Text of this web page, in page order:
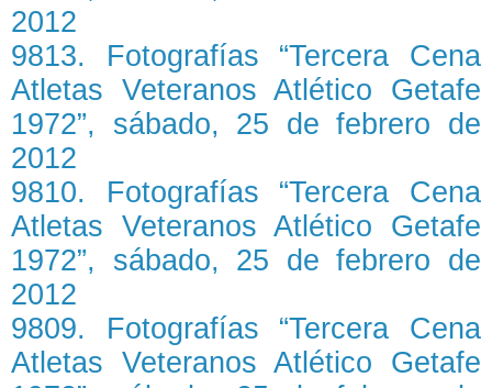
2012
9813. Fotografías “Tercera Cena
Atletas Veteranos Atlético Getafe
1972”, sábado, 25 de febrero de
2012
9810. Fotografías “Tercera Cena
Atletas Veteranos Atlético Getafe
1972”, sábado, 25 de febrero de
2012
9809. Fotografías “Tercera Cena
Atletas Veteranos Atlético Getafe